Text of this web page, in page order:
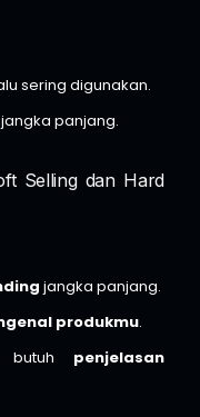
sering digunakan.
panjang.
Selling dan Hard
jangka panjang.
produkmu.
butuh penjelasan